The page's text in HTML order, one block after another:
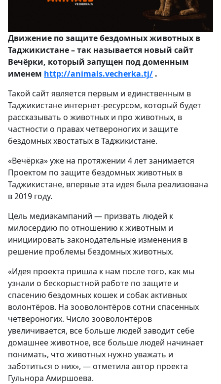
Движение по защите бездомных животных в
Таджикистане – так называется новый сайт
Вечёрки, который запущен под доменным
именем http://animals.vecherka.tj/ .
Такой сайт является первым и единственным в
Таджикистане интернет-ресурсом, который будет
рассказывать о животных и про животных, в
частности о правах четвероногих и защите
бездомных хвостатых в Таджикистане.
«Вечёрка» уже на протяжении 4 лет занимается
Проектом по защите бездомных животных в
Таджикистане, впервые эта идея была реализована
в 2019 году.
Цель медиакампаний — призвать людей к
милосердию по отношению к животным и
инициировать законодательные изменения в
решение проблемы бездомных животных.
«Идея проекта пришла к нам после того, как мы
узнали о бескорыстной работе по защите и
спасению бездомных кошек и собак активных
волонтёров. На зооволонтёров сотни спасенных
четвероногих. Число зооволонтёров
увеличивается, все больше людей заводит себе
домашнее животное, все больше людей начинает
понимать, что животных нужно уважать и
заботиться о них», — отметила автор проекта
Гульнора Амиршоева.